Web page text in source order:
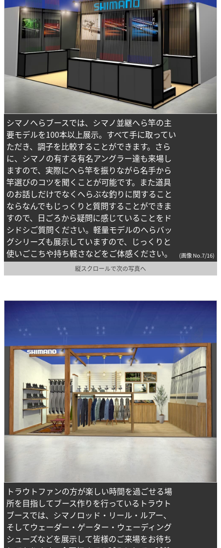
シマノへらブースでは、シマノ並継へら竿の主
要モデルを100本以上展示。すべて手に取ってい
ただき、調子を比較することができます。さら
に、シマノの有する有名アングラー達も来場し
ますので、実際にへら竿を振りながら名手から
竿選びのコツを聞くことが可能です。また道具
のお話しだけでなくへらぶな釣りに関すること
ならなんでもじっくりと質問することができま
すので、日ごろから疑問に感じていることをド
シドシご質問ください。軽量モデルのへらバッ
グシリーズも展示していますので、じっくりと
使いごこちや持ち軽さなどをご体感ください。
(画像 No.7/16)
縦スクロールで次の写真へ
トラウトファンの方が楽しい時間を過ごせる場
所を目指してブース作りを行っているトラウト
ブースでは、シマノロッド・リール・ルアー、
そしてウェーダー・ゲーター・ウェーディング
シューズなどを展示して皆様のご来場をお待ち